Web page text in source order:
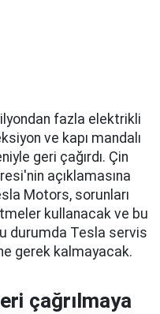
fazla elektrikli
ve kapı mandalı
geri çağırdı. Çin
açıklamasına
Motors, sorunları
kullanacak ve bu
durumda Tesla servis
gerek kalmayacak.
çağrılmaya